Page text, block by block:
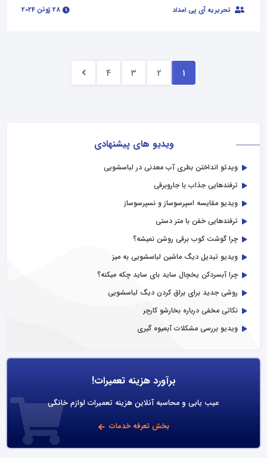
ویدیو های پیشنهادی
ویدئو انداختن بطری آب معدنی در لباسشویی
ترفندهایی جذاب با جاروبرقی
ویدیو مقایسه اسپرسوساز و نسپرسوساز
ترفندهایی خفن با متر دستی
چرا گوشت کوب برقی روشن نمیشه؟
ویدیو تبدیل دیگ ماشین لباسشویی به میز
چرا آبسردکن یخچال ساید بای ساید چکه میکنه؟
روشی جدید برای براق کردن دیگ لباسشویی
نکاتی مخفی درباره بخارشو کارچر
ویدیو بررسی مشکلات آبمیوه گیری
برآورد هزینه تعمیرات!
عیب یابی و محاسبه آنلاین هزینه تعمیرات لوازم خانگی
بخش تعرفه خدمات
تحریریه آی پی امداد
1
2
3
4